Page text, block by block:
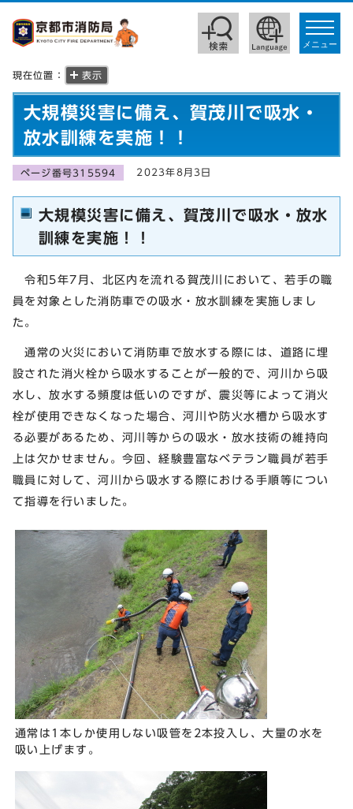
toggle
メニュー
現在位置： 表示
大規模災害に備え、賀茂川で吸水・
放水訓練を実施！！
ページ番号315594 2023年8月3日
大規模災害に備え、賀茂川で吸水・放水
訓練を実施！！
令和5年7月、北区内を流れる賀茂川において、若手の職
員を対象とした消防車での吸水・放水訓練を実施しまし
た。
通常の火災において消防車で放水する際には、道路に埋
設された消火栓から吸水することが一般的で、河川から吸
水し、放水する頻度は低いのですが、震災等によって消火
栓が使用できなくなった場合、河川や防火水槽から吸水す
る必要があるため、河川等からの吸水・放水技術の維持向
上は欠かせません。今回、経験豊富なベテラン職員が若手
職員に対して、河川から吸水する際における手順等につい
て指導を行いました。
通常は1本しか使用しない吸管を2本投入し、大量の水を
吸い上げます。